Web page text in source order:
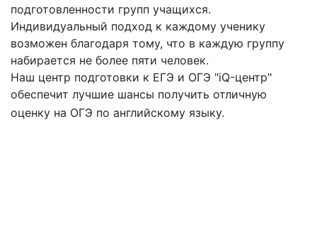
подготовленности групп учащихся.
Индивидуальный подход к каждому ученику
возможен благодаря тому, что в каждую группу
набирается не более пяти человек.
Наш центр подготовки к ЕГЭ и ОГЭ "iQ-центр"
обеспечит лучшие шансы получить отличную
оценку на ОГЭ по английскому языку.